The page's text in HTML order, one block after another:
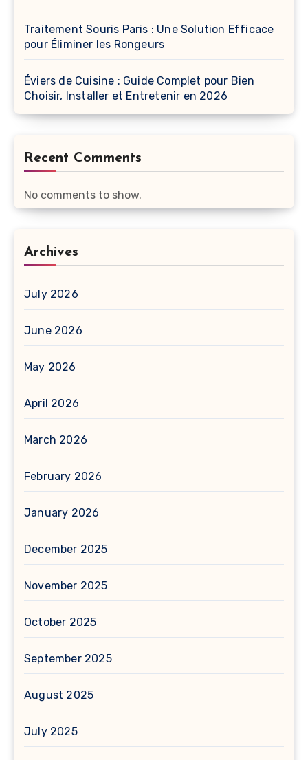
Traitement Souris Paris : Une Solution Efficace
pour Éliminer les Rongeurs
Éviers de Cuisine : Guide Complet pour Bien
Choisir, Installer et Entretenir en 2026
Recent Comments
No comments to show.
Archives
July 2026
June 2026
May 2026
April 2026
March 2026
February 2026
January 2026
December 2025
November 2025
October 2025
September 2025
August 2025
July 2025